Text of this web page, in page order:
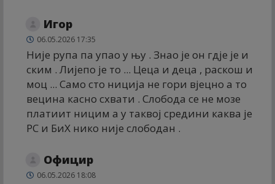
Игор
06.05.2026 17:35
Није рупа па упао у њу . Знао је он гдје је и
ским . Лијепо је то ... Цеца и деца , раскош и
моц ... Само сто ниција не гори вјецно а то
вецина касно схвати . Слобода се не мозе
платиит ницим а у таквој средини каква је
РС и БиХ нико није слободан .
Официр
06.05.2026 18:08